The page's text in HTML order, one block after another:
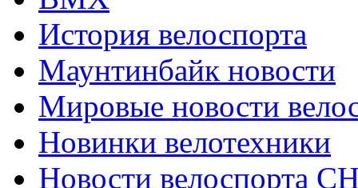
История велоспорта
Маунтинбайк новости
Мировые новости
Новинки велотехники
Новости велоспорта